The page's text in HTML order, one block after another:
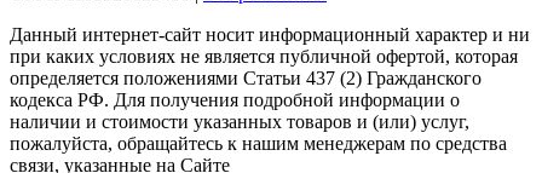
Данный интернет-сайт носит информационный характер и ни
при каких условиях не является публичной офертой, которая
определяется положениями Статьи 437 (2) Гражданского
кодекса РФ. Для получения подробной информации о
наличии и стоимости указанных товаров и (или) услуг,
пожалуйста, обращайтесь к нашим менеджерам по средства
связи, указанные на Сайте